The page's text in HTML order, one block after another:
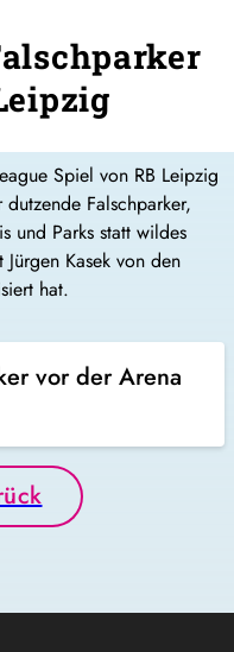
Spiel von RB Leipzig
Falschparker,
und Parks statt wildes
Kasek von den
hat.
vor der Arena